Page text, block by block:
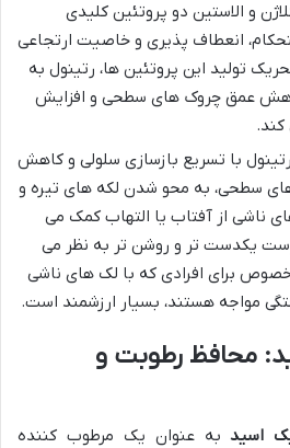
و الاستین دو پروتئین کلیدی
انعطاف پذیری و خاصیت ارتجاعی
تولید این پروتئین ها، رتینول به
عمق چروک های سطحی و افزایش
رتینول با تسریع بازسازی سلولی و کاهش
های سطحی، به محو شدن لکه های تیره و
ناشی از آفتاب یا التهاب کمک می
یکدست تر و روشن تر به نظر می
برای افرادی که با لک های ناشی
مواجه هستند، بسیار ارزشمند است.
محافظ رطوبت و
اسیدبه عنوان یک مرطوب کننده